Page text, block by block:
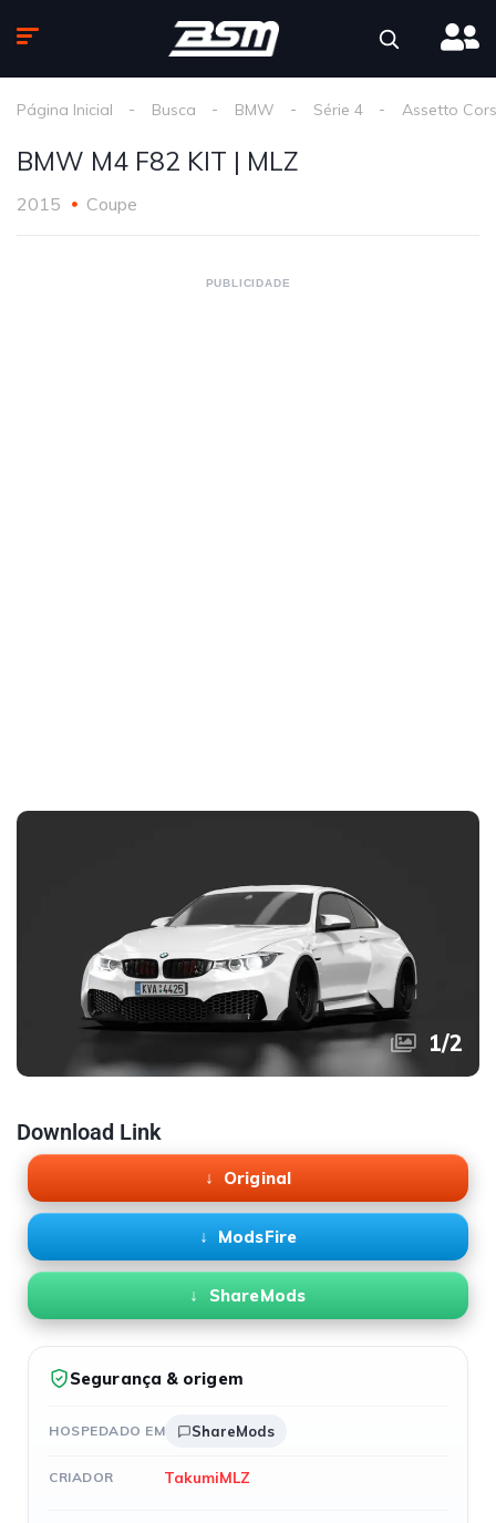
Página Inicial Busca BMW Série 4 Assetto
BMW M4 F82 KIT | MLZ
2015 Coupe
PUBLICIDADE
1/2
Download Link
Original
ModsFire
ShareMods
Segurança & origem
HOSPEDADO EM ShareMods
CRIADOR TakumiMLZ